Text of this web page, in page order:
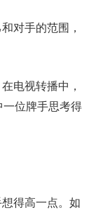
对手的范围，
电视转播中，
一位牌手思考得
得高一点。如